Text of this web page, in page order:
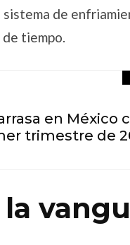
de
tiempo.
en México
trimestre de
la